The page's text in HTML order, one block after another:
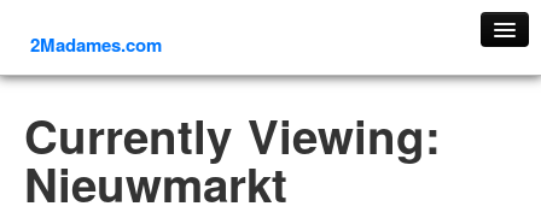
2Madames.com
ภาคเหนือ
ภาคใต้
Currently Viewing:
Nieuwmarkt